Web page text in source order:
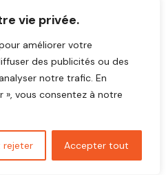
vie privée.
améliorer votre
des publicités ou des
notre trafic. En
», vous consentez à notre
rejeter Accepter tout